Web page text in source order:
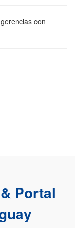
con
Portal